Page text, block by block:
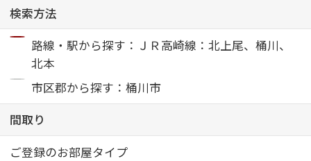
ShaMaison STYLE
シャーメゾンショップを探す
らくらく内見
シャーメゾンライフサポート
自立型サービス付き・シニア向け
検索方法
路線・駅から探す：ＪＲ高崎線：北上尾、桶川、
北本
市区郡から探す：桶川市
間取り
ご登録のお部屋タイプ